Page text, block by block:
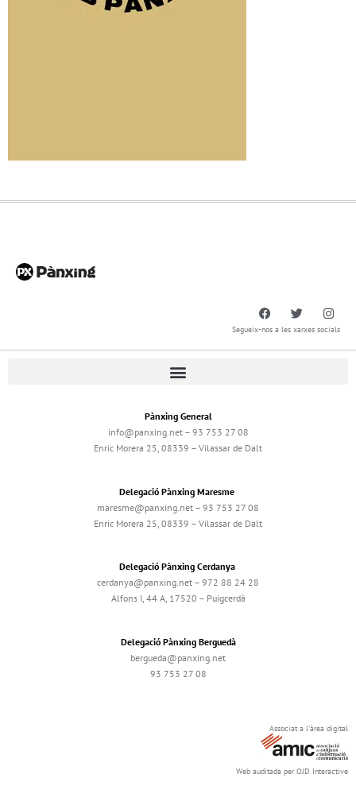
Segueix-nos a les xarxes socials
Pànxing General
info@panxing.net – 93 753 27 08
Enric Morera 25, 08339 – Vilassar de Dalt
Delegació Pànxing Maresme
maresme@panxing.net – 93 753 27 08
Enric Morera 25, 08339 – Vilassar de Dalt
Delegació Pànxing Cerdanya
cerdanya@panxing.net – 972 88 24 28
Alfons I, 44 A, 17520 – Puigcerdà
Delegació Pànxing Berguedà
bergueda@panxing.net
93 753 27 08
Associat a l'àrea digital
Web auditada per OJD Interactive